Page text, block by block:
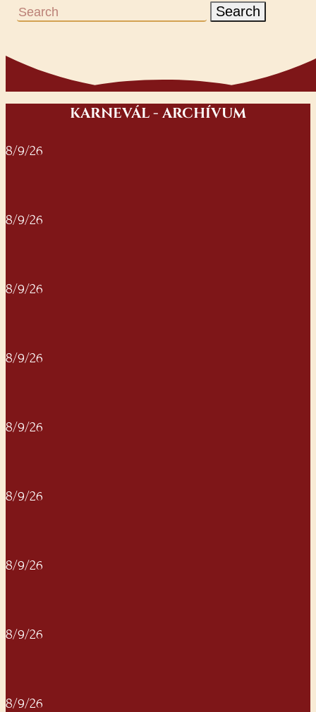
Search
KARNEVÁL - ARCHÍVUM
8/9/26
8/9/26
8/9/26
8/9/26
8/9/26
8/9/26
8/9/26
8/9/26
8/9/26